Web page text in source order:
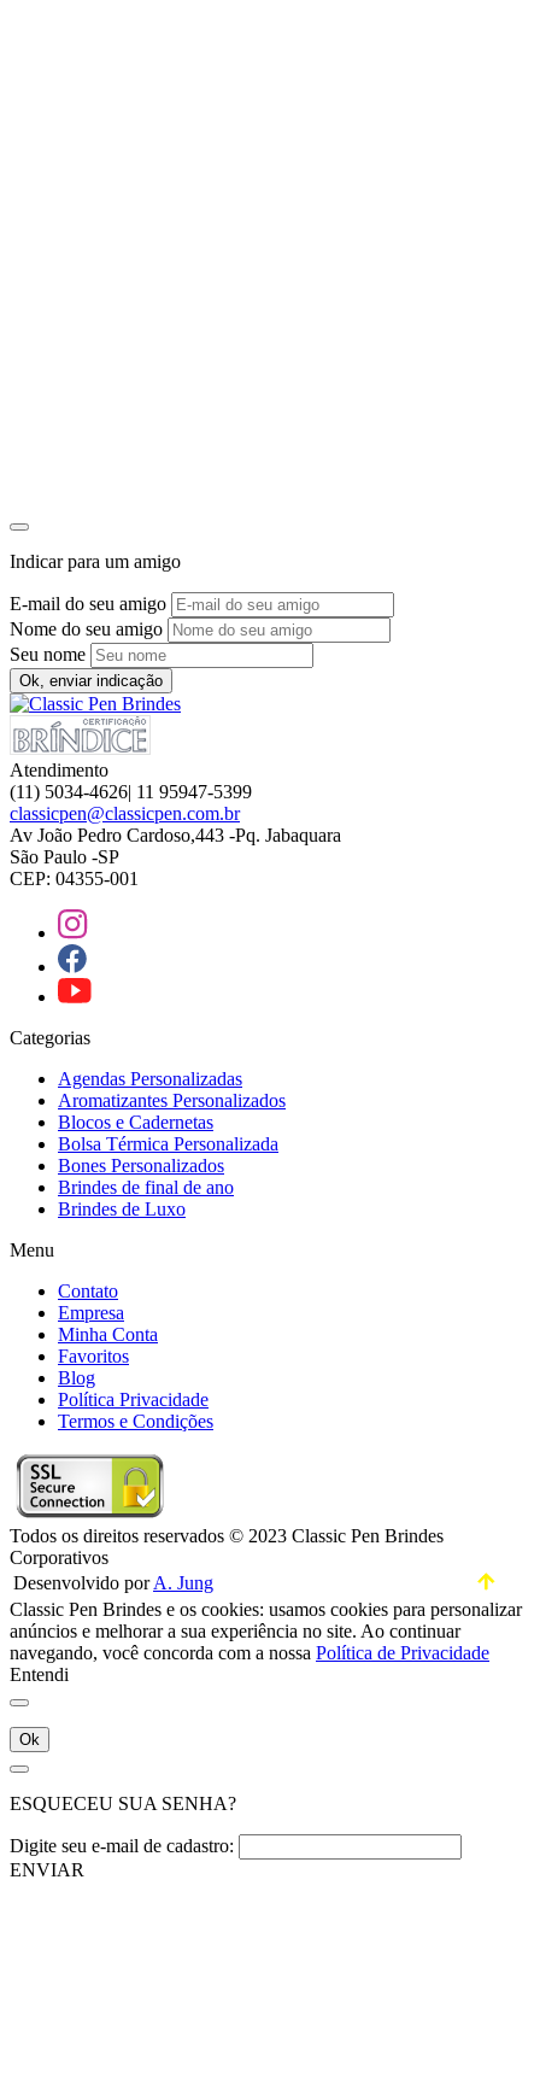
Indicar para um amigo
E-mail do seu amigo
Nome do seu amigo
Seu nome
Ok, enviar indicação
Atendimento
(11) 5034-4626| 11 95947-5399
classicpen@classicpen.com.br
Av João Pedro Cardoso,443 -Pq. Jabaquara
São Paulo -SP
CEP: 04355-001
Categorias
Agendas Personalizadas
Aromatizantes Personalizados
Blocos e Cadernetas
Bolsa Térmica Personalizada
Bones Personalizados
Brindes de final de ano
Brindes de Luxo
Menu
Contato
Empresa
Minha Conta
Favoritos
Blog
Política Privacidade
Termos e Condições
Todos os direitos reservados © 2023 Classic Pen Brindes
Corporativos
Desenvolvido porA. Jung
Classic Pen Brindes e os cookies: usamos cookies para personalizar
anúncios e melhorar a sua experiência no site. Ao continuar
navegando, você concorda com a nossa Política de Privacidade
Entendi
Ok
ESQUECEU SUA SENHA?
Digite seu e-mail de cadastro:
ENVIAR